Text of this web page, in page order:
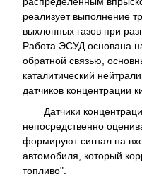
реализует выполнение
выхлопных газов при
Работа ЭСУД основана
обратной связью,
каталитический
датчиков концентрации
Датчики
непосредственно
формируют сигнал на
автомобиля, который
топливо".